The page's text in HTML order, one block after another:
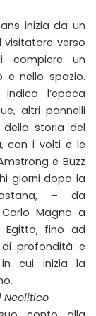
inizia da un
verso
compiere un
e nello spazio.
l’epoca
altri pannelli
storia del
con i volti e le
e Buzz
giorni dopo la
– da
Magno a
Egitto, fino ad
profondità e
cui inizia la
Neolitico